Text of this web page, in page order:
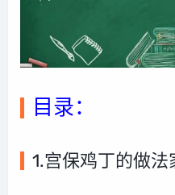
目录：
1.宫保鸡丁的做